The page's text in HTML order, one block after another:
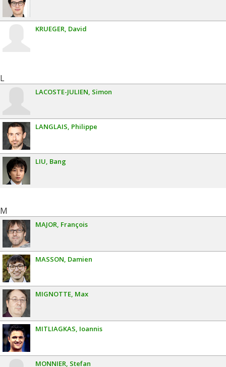
KRUEGER David
L
LACOSTE-JULIEN Simon
LANGLAIS Philippe
LIU Bang
M
MAJOR François
MASSON Damien
MIGNOTTE Max
MITLIAGKAS Ioannis
MONNIER Stefan